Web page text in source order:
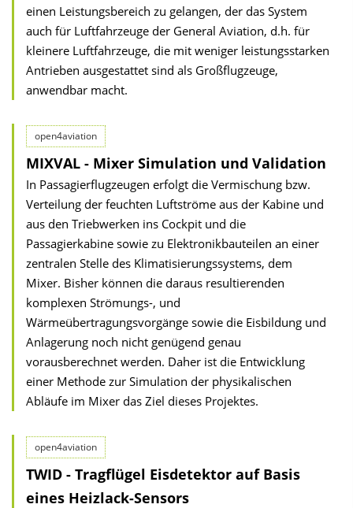
einen Leistungsbereich zu gelangen, der das System
auch für Luftfahrzeuge der General Aviation, d.h. für
kleinere Luftfahrzeuge, die mit weniger leistungsstarken
Antrieben ausgestattet sind als Großflugzeuge,
anwendbar macht.
open4aviation
MIXVAL - Mixer Simulation und Validation
In Passagierflugzeugen erfolgt die Vermischung bzw.
Verteilung der feuchten Luftströme aus der Kabine und
aus den Triebwerken ins Cockpit und die
Passagierkabine sowie zu Elektronikbauteilen an einer
zentralen Stelle des Klimatisierungssystems, dem
Mixer. Bisher können die daraus resultierenden
komplexen Strömungs-, und
Wärmeübertragungsvorgänge sowie die Eisbildung und
Anlagerung noch nicht genügend genau
vorausberechnet werden. Daher ist die Entwicklung
einer Methode zur Simulation der physikalischen
Abläufe im Mixer das Ziel dieses Projektes.
open4aviation
TWID - Tragflügel Eisdetektor auf Basis
eines Heizlack-Sensors